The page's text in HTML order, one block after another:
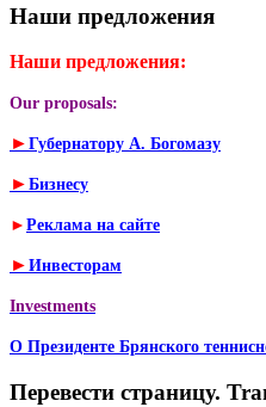
Наши предложения
Наши предложения:
Our proposals:
► Губернатору А. Богомазу
► Бизнесу
► Реклама на сайте
► Инвесторам
Investments
О Президенте Брянского
Перевести страницу.